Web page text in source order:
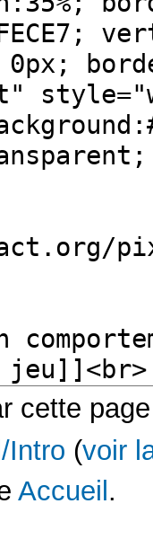
cette
Intro (voir
Accueil.